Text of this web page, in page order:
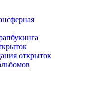
открыток